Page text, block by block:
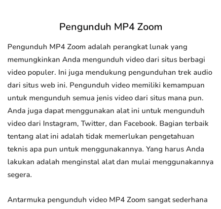
Pengunduh MP4 Zoom
Pengunduh MP4 Zoom adalah perangkat lunak yang
memungkinkan Anda mengunduh video dari situs berbagi
video populer. Ini juga mendukung pengunduhan trek audio
dari situs web ini. Pengunduh video memiliki kemampuan
untuk mengunduh semua jenis video dari situs mana pun.
Anda juga dapat menggunakan alat ini untuk mengunduh
video dari Instagram, Twitter, dan Facebook. Bagian terbaik
tentang alat ini adalah tidak memerlukan pengetahuan
teknis apa pun untuk menggunakannya. Yang harus Anda
lakukan adalah menginstal alat dan mulai menggunakannya
segera.
Antarmuka pengunduh video MP4 Zoom sangat sederhana